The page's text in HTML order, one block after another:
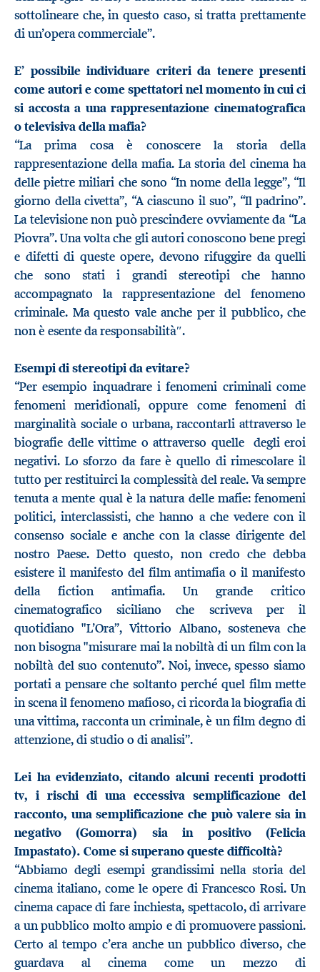
sottolineare che, in questo caso, si tratta prettamente
di un’opera commerciale”.
E’ possibile individuare criteri da tenere presenti
come autori e come spettatori nel momento in cui ci
si accosta a una rappresentazione cinematografica
o televisiva della mafia?
“La prima cosa è conoscere la storia della
rappresentazione della mafia. La storia del cinema ha
delle pietre miliari che sono “In nome della legge”, “Il
giorno della civetta”, “A ciascuno il suo”, “Il padrino”.
La televisione non può prescindere ovviamente da “La
Piovra”. Una volta che gli autori conoscono bene pregi
e difetti di queste opere, devono rifuggire da quelli
che sono stati i grandi stereotipi che hanno
accompagnato la rappresentazione del fenomeno
criminale. Ma questo vale anche per il pubblico, che
non è esente da responsabilità″.
Esempi di stereotipi da evitare?
“Per esempio inquadrare i fenomeni criminali come
fenomeni meridionali, oppure come fenomeni di
marginalità sociale o urbana, raccontarli attraverso le
biografie delle vittime o attraverso quelle degli eroi
negativi. Lo sforzo da fare è quello di rimescolare il
tutto per restituirci la complessità del reale. Va sempre
tenuta a mente qual è la natura delle mafie: fenomeni
politici, interclassisti, che hanno a che vedere con il
consenso sociale e anche con la classe dirigente del
nostro Paese. Detto questo, non credo che debba
esistere il manifesto del film antimafia o il manifesto
della fiction antimafia. Un grande critico
cinematografico siciliano che scriveva per il
quotidiano "L’Ora”, Vittorio Albano, sosteneva che
non bisogna "misurare mai la nobiltà di un film con la
nobiltà del suo contenuto”. Noi, invece, spesso siamo
portati a pensare che soltanto perché quel film mette
in scena il fenomeno mafioso, ci ricorda la biografia di
una vittima, racconta un criminale, è un film degno di
attenzione, di studio o di analisi”.
Lei ha evidenziato, citando alcuni recenti prodotti
tv, i rischi di una eccessiva semplificazione del
racconto, una semplificazione che può valere sia in
negativo (Gomorra) sia in positivo (Felicia
Impastato). Come si superano queste difficoltà?
“Abbiamo degli esempi grandissimi nella storia del
cinema italiano, come le opere di Francesco Rosi. Un
cinema capace di fare inchiesta, spettacolo, di arrivare
a un pubblico molto ampio e di promuovere passioni.
Certo al tempo c’era anche un pubblico diverso, che
guardava al cinema come un mezzo di